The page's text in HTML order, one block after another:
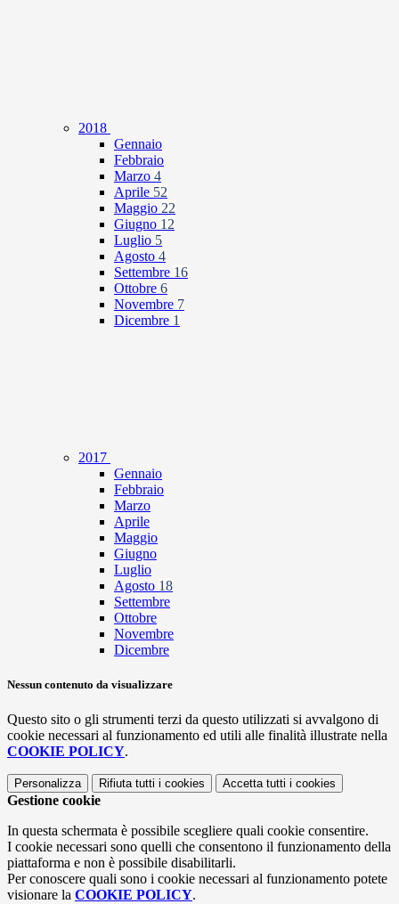
2018
Gennaio
Febbraio
Marzo 4
Aprile 52
Maggio 22
Giugno 12
Luglio 5
Agosto 4
Settembre 16
Ottobre 6
Novembre 7
Dicembre 1
2017
Gennaio
Febbraio
Marzo
Aprile
Maggio
Giugno
Luglio
Agosto 18
Settembre
Ottobre
Novembre
Dicembre
Nessun contenuto da visualizzare
Questo sito o gli strumenti terzi da questo utilizzati si avvalgono di
cookie necessari al funzionamento ed utili alle finalità illustrate nella
COOKIE POLICY.
Personalizza Rifiuta tutti i cookies Accetta tutti i cookies
Gestione cookie
In questa schermata è possibile scegliere quali cookie consentire.
I cookie necessari sono quelli che consentono il funzionamento della
piattaforma e non è possibile disabilitarli.
Per conoscere quali sono i cookie necessari al funzionamento potete
visionare la COOKIE POLICY.